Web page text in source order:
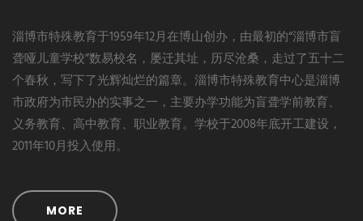
淄博市特殊教育于1959年12月在博山创办，由最初的“淄博市盲
聋哑儿童学校”数易校名，屡迁其址，历尽沧桑，走过了五十二
个春秋，写下了光辉灿烂的篇章。淄博市特殊教育中心是淄博
市政府为市民办的实事之一，主要办学功能为盲聋学前教育、
义务教育、高中教育、职业教育。学校于2008年底开工建设，
2011年10月投入使用。
MORE